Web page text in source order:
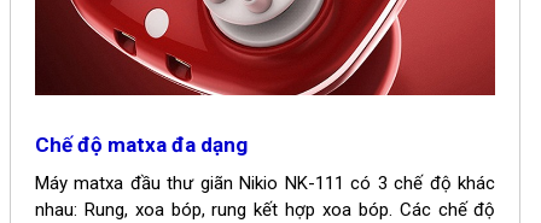
Chế độ matxa đa dạng
Máy matxa đầu thư giãn Nikio NK-111 có 3 chế độ khác
nhau: Rung, xoa bóp, rung kết hợp xoa bóp. Các chế độ